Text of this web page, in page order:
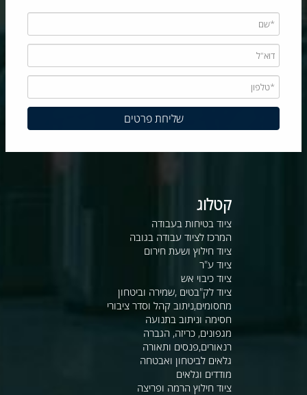
קטלוג
ציוד בטיחות בעבודה
המרכז לציוד עבודה בגובה
ציוד חילוץ ושעת חירום
ציוד ע"ר
ציוד כיבוי אש
ציוד לק"בטים ,שמירה וביטחון
מחסומים,ניתוב קהל וסדר ציבורי
חסימה וניתוב בתנועה
מגפונים, כריזה, הגברה
רנאורים,פנסים ותאורה
גלאים לביטחון ואבטחה
מודדים וגלאים
ציוד חילוץ הרמה ופריצה